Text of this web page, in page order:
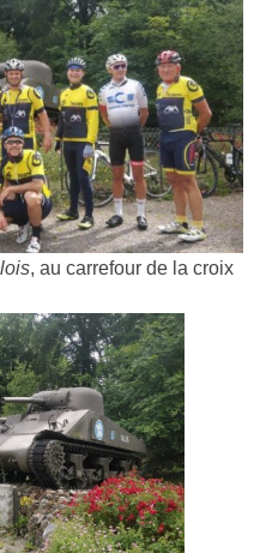
, au carrefour de la croix